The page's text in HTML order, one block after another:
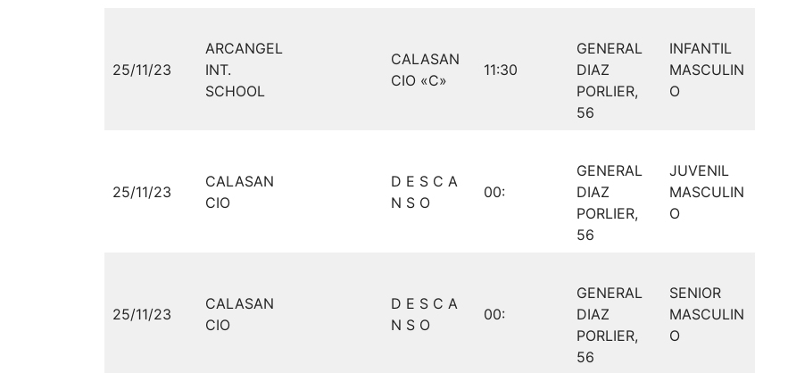
25/11/23
ARCANGEL
INT.
SCHOOL
CALASAN
CIO «C»
11:30
GENERAL
DIAZ
PORLIER,
56
INFANTIL
MASCULIN
O
25/11/23
CALASAN
CIO
D E S C A
N S O
00:
GENERAL
DIAZ
PORLIER,
56
JUVENIL
MASCULIN
O
25/11/23
CALASAN
CIO
D E S C A
N S O
00:
GENERAL
DIAZ
PORLIER,
56
SENIOR
MASCULIN
O